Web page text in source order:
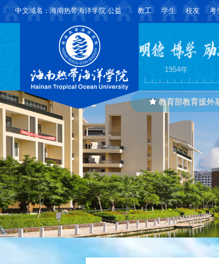
中文域名：海南热带海洋学院.公益 教工 学生 校友 考
创建学校
1954年
组
教育部教育援外